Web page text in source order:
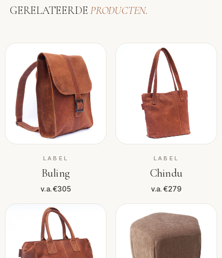
GERELATEERDEPRODUCTEN.
LABEL
Buling
v.a. €305
LABEL
Chindu
v.a. €279